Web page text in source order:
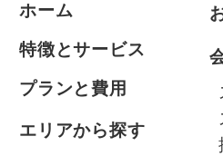
ホーム
特徴とサービス
プランと費用
エリアから探す